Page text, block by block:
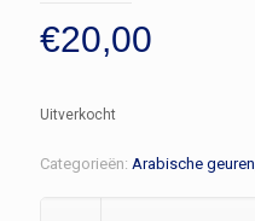
€20,00
Uitverkocht
Categorieën: Arabische geuren